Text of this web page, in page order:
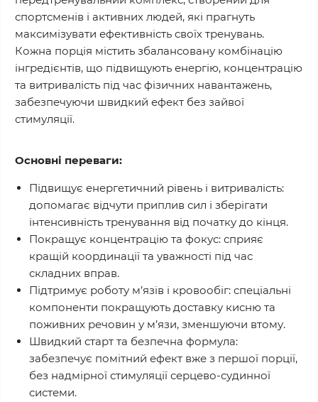
спортсменів і активних людей, які прагнуть
максимізувати ефективність своїх тренувань.
Кожна порція містить збалансовану комбінацію
інгредієнтів, що підвищують енергію, концентрацію
та витривалість під час фізичних навантажень,
забезпечуючи швидкий ефект без зайвої
стимуляції.
Основні переваги:
Підвищує енергетичний рівень і витривалість:
допомагає відчути приплив сил і зберігати
інтенсивність тренування від початку до кінця.
Покращує концентрацію та фокус: сприяє
кращій координації та уважності під час
складних вправ.
Підтримує роботу м’язів і кровообіг: спеціальні
компоненти покращують доставку кисню та
поживних речовин у м’язи, зменшуючи втому.
Швидкий старт та безпечна формула:
забезпечує помітний ефект вже з першої порції,
без надмірної стимуляції серцево-судинної
системи.